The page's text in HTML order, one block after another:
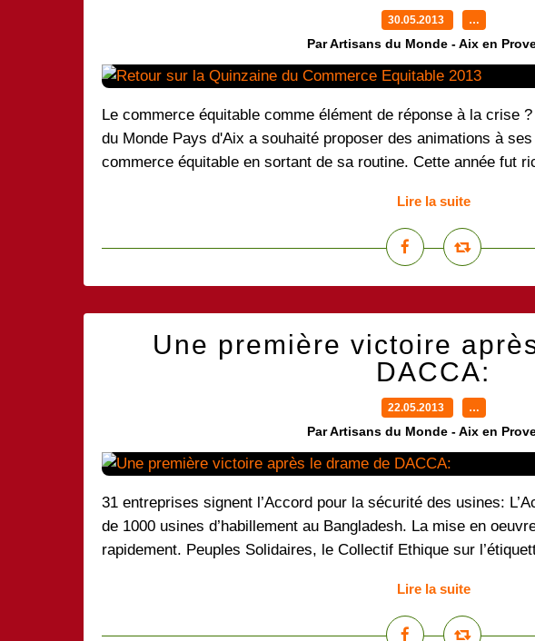
30.05.2013 …
Par Artisans du Monde - Aix en
Le commerce équitable comme élément de réponse à la crise
du Monde Pays d'Aix a souhaité proposer des animations à
commerce équitable en sortant de sa routine. Cette année fut
Lire la suite
Une première victoire
DACCA:
22.05.2013 …
Par Artisans du Monde - Aix en
31 entreprises signent l’Accord pour la sécurité des usines:
de 1000 usines d’habillement au Bangladesh. La mise en
rapidement. Peuples Solidaires, le Collectif Ethique sur
Lire la suite